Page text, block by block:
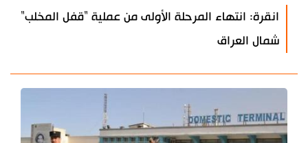
انقرة: انتهاء المرحلة الأولى من عملية "قفل المخلب"
شمال العراق